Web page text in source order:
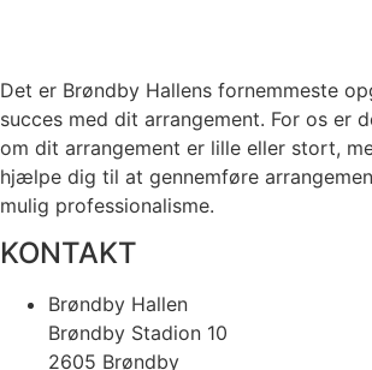
Det er Brøndby Hallens fornemmeste
succes med dit arrangement. For os er
om dit arrangement er lille eller stort,
hjælpe dig til at gennemføre
mulig professionalisme.
KONTAKT
Brøndby Hallen
Brøndby Stadion 10
2605 Brøndby